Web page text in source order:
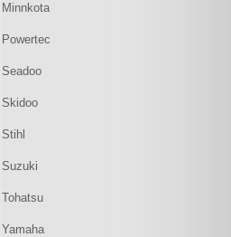
Minnkota
Powertec
Seadoo
Skidoo
Stihl
Suzuki
Tohatsu
Yamaha